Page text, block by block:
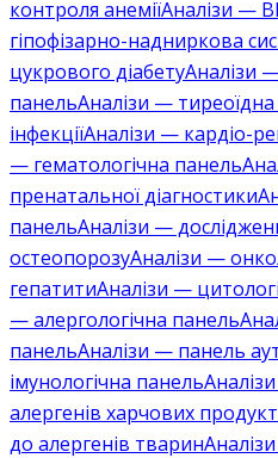
контроля анеміїАналізи —
гіпофізарно-надниркова
цукрового діабетуАналізи
панельАналізи —
інфекціїАналізи — кардіо-
— гематологічна панель
пренатальної діагностики
панельАналізи —
остеопорозуАналізи —
гепатитиАналізи —
— алергологічна панель
панельАналізи — панель
імунологічна панель
алергенів харчових
до алергенів тварин